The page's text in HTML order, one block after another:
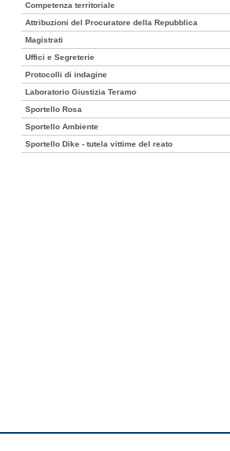
Competenza territoriale
Attribuzioni del Procuratore della Repubblica
Magistrati
Uffici e Segreterie
Protocolli di indagine
Laboratorio Giustizia Teramo
Sportello Rosa
Sportello Ambiente
Sportello Dike - tutela vittime del reato